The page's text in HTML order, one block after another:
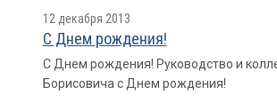
12 декабря 2013
С Днем рождения!
С Днем рождения! Руководство и
Борисовича с Днем рождения!